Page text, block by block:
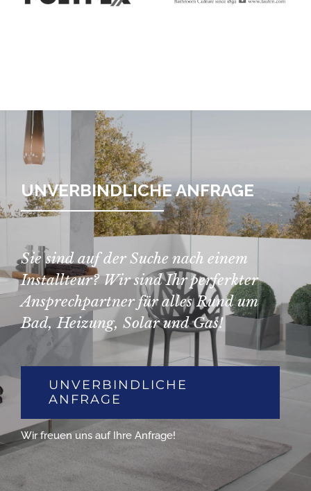
UNVERBINDLICHE ANFRAGE
Sie sind auf der Suche nach einem
Installteur? Wir sind Ihr perferkter
Ansprechpartner für alles Rund um
Bad, Heizung, Solar und Gas!
UNVERBINDLICHE
ANFRAGE
Wir freuen uns auf Ihre Anfrage!